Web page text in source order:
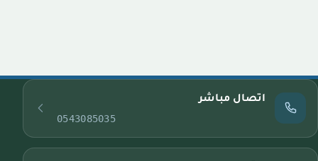
اتصال مباشر
0543085035